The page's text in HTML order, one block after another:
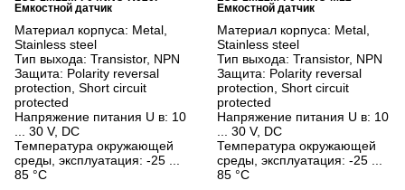
Емкостной датчик
Материал корпуса: Metal,
Stainless steel
Тип выхода: Transistor, NPN
Защита: Polarity reversal
protection, Short circuit
protected
Напряжение питания U в: 10
... 30 V, DC
Температура окружающей
среды, эксплуатация: -25 ...
85 °C
Емкостной датчик
Материал корпуса: Metal,
Stainless steel
Тип выхода: Transistor, NPN
Защита: Polarity reversal
protection, Short circuit
protected
Напряжение питания U в: 10
... 30 V, DC
Температура окружающей
среды, эксплуатация: -25 ...
85 °C